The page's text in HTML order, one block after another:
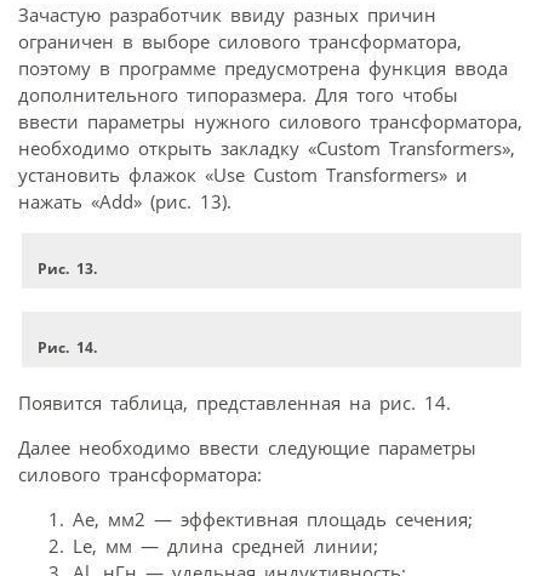
Зачастую разработчик ввиду разных причин
ограничен в выборе силового трансформатора,
поэтому в программе предусмотрена функция ввода
дополнительного типоразмера. Для того чтобы
ввести параметры нужного силового трансформатора,
необходимо открыть закладку «Custom Transformers»,
установить флажок «Use Custom Transformers» и
нажать «Add» (рис. 13).
Рис. 13.
Рис. 14.
Появится таблица, представленная на рис. 14.
Далее необходимо ввести следующие параметры
силового трансформатора:
Ae, мм2 — эффективная площадь сечения;
Le, мм — длина средней линии;